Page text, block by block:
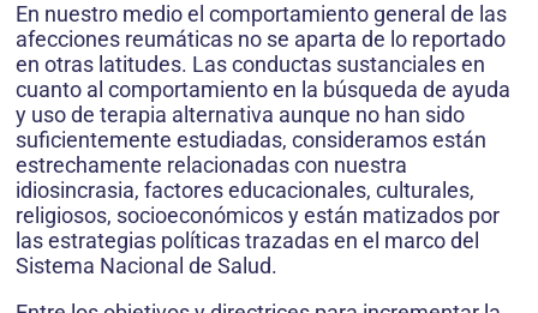
En nuestro medio el comportamiento general de las
afecciones reumáticas no se aparta de lo reportado
en otras latitudes. Las conductas sustanciales en
cuanto al comportamiento en la búsqueda de ayuda
y uso de terapia alternativa aunque no han sido
suficientemente estudiadas, consideramos están
estrechamente relacionadas con nuestra
idiosincrasia, factores educacionales, culturales,
religiosos, socioeconómicos y están matizados por
las estrategias políticas trazadas en el marco del
Sistema Nacional de Salud.